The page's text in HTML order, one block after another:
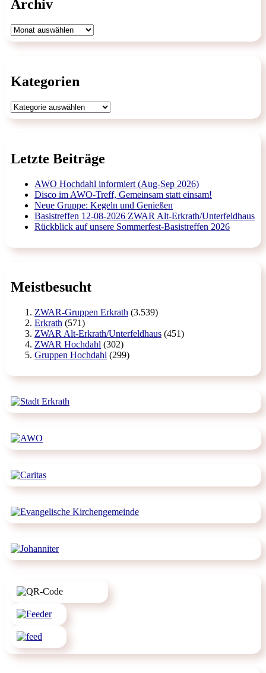
Archiv
Archiv
Kategorien
Kategorien
Letzte Beiträge
AWO Hochdahl informiert (Aug-Sep 2026)
Disco im AWO-Treff, Gemeinsam statt einsam!
Neue Gruppe: Kegeln und Genießen
Basistreffen 12-08-2026 ZWAR Alt-Erkrath/Unterfeldhaus
Rückblick auf unsere Sommerfest-Basistreffen 2026
Meistbesucht
ZWAR-Gruppen Erkrath (3.539)
Erkrath (571)
ZWAR Alt-Erkrath/Unterfeldhaus (451)
ZWAR Hochdahl (302)
Gruppen Hochdahl (299)